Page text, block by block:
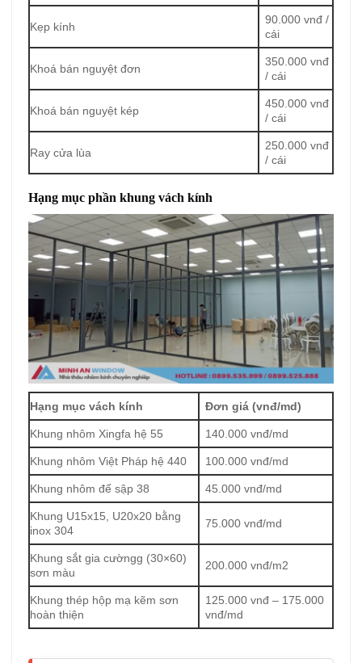
Kẹp kính
90.000 vnđ /
cái
Khoá bán nguyệt đơn
350.000 vnđ
/ cái
Khoá bán nguyệt kép
450.000 vnđ
/ cái
Ray cửa lùa
250.000 vnđ
/ cái
Hạng mục phần khung vách kính
Hạng mục vách kính Đơn giá (vnđ/md)
Khung nhôm Xingfa hệ 55 140.000 vnđ/md
Khung nhôm Việt Pháp hệ 440 100.000 vnđ/md
Khung nhôm đế sập 38 45.000 vnđ/md
Khung U15x15, U20x20 bằng
inox 304
75.000 vnđ/md
Khung sắt gia cườngg (30×60)
sơn màu
200.000 vnđ/m2
Khung thép hộp mạ kẽm sơn
hoàn thiện
125.000 vnđ – 175.000
vnđ/md